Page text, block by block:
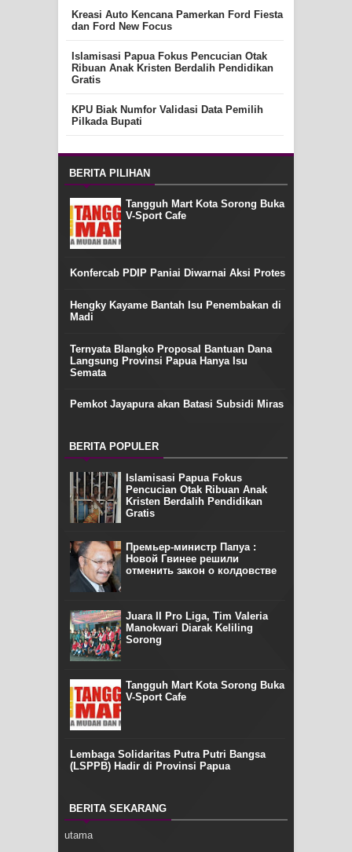
Kreasi Auto Kencana Pamerkan Ford Fiesta
dan Ford New Focus
Islamisasi Papua Fokus Pencucian Otak
Ribuan Anak Kristen Berdalih Pendidikan
Gratis
KPU Biak Numfor Validasi Data Pemilih
Pilkada Bupati
BERITA PILIHAN
Tangguh Mart Kota Sorong Buka
V-Sport Cafe
Konfercab PDIP Paniai Diwarnai Aksi Protes
Hengky Kayame Bantah Isu Penembakan di
Madi
Ternyata Blangko Proposal Bantuan Dana
Langsung Provinsi Papua Hanya Isu
Semata
Pemkot Jayapura akan Batasi Subsidi Miras
BERITA POPULER
Islamisasi Papua Fokus
Pencucian Otak Ribuan Anak
Kristen Berdalih Pendidikan
Gratis
Премьер-министр Папуа :
Новой Гвинее решили
отменить закон о колдовстве
Juara II Pro Liga, Tim Valeria
Manokwari Diarak Keliling
Sorong
Tangguh Mart Kota Sorong Buka
V-Sport Cafe
Lembaga Solidaritas Putra Putri Bangsa
(LSPPB) Hadir di Provinsi Papua
BERITA SEKARANG
utama